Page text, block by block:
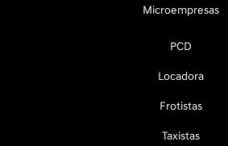
Microempresas
PCD
Locadora
Frotistas
Taxistas